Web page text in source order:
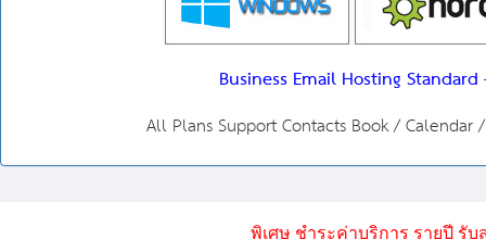
Business Email Hosting
All Plans Support Contacts Book /